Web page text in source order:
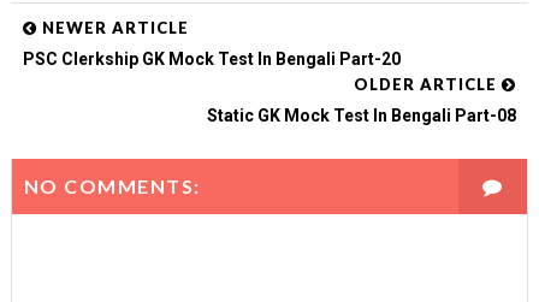
NEWER ARTICLE
PSC Clerkship GK Mock Test In Bengali Part-20
OLDER ARTICLE
Static GK Mock Test In Bengali Part-08
NO COMMENTS: